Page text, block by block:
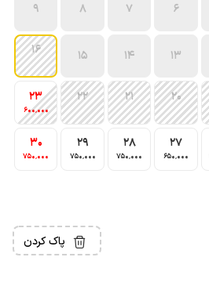
6
7
8
9
13
14
15
16
20
21
22
23
600٬000
27
650٬000
28
750٬000
29
750٬000
30
750٬000
پاک کردن